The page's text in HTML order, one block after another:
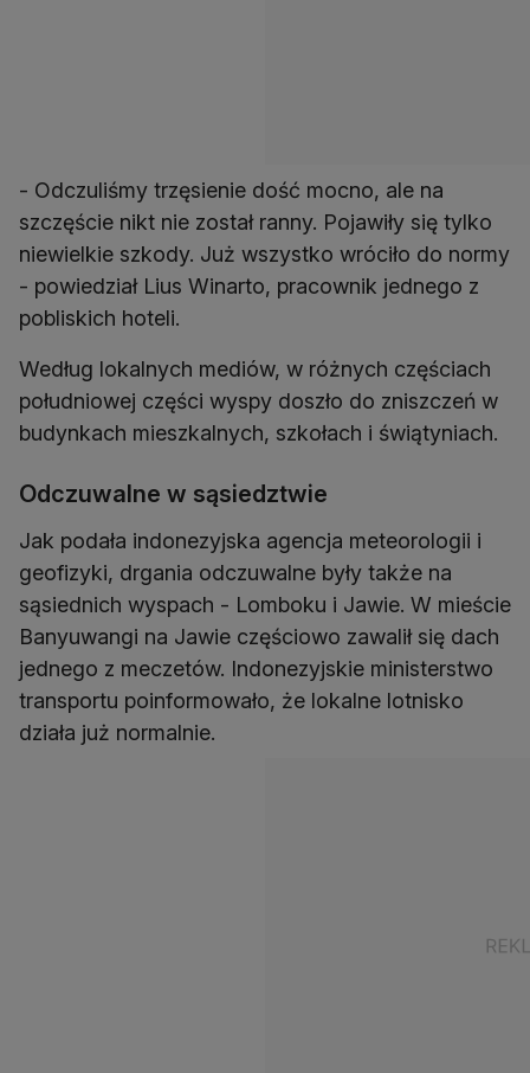
- Odczuliśmy trzęsienie dość mocno, ale na
szczęście nikt nie został ranny. Pojawiły się tylko
niewielkie szkody. Już wszystko wróciło do normy
- powiedział Lius Winarto, pracownik jednego z
pobliskich hoteli.
Według lokalnych mediów, w różnych częściach
południowej części wyspy doszło do zniszczeń w
budynkach mieszkalnych, szkołach i świątyniach.
Odczuwalne w sąsiedztwie
Jak podała indonezyjska agencja meteorologii i
geofizyki, drgania odczuwalne były także na
sąsiednich wyspach - Lomboku i Jawie. W mieście
Banyuwangi na Jawie częściowo zawalił się dach
jednego z meczetów. Indonezyjskie ministerstwo
transportu poinformowało, że lokalne lotnisko
działa już normalnie.